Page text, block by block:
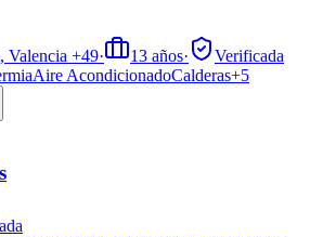
Valencia +49· 13 años·
Verificada
Aire AcondicionadoCalderas+5